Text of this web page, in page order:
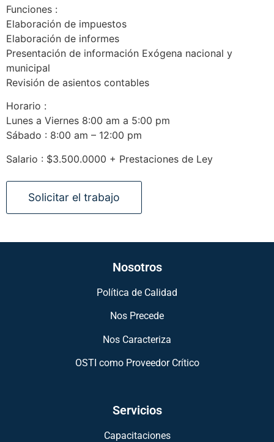
Funciones :
Elaboración de impuestos
Elaboración de informes
Presentación de información Exógena nacional y
municipal
Revisión de asientos contables
Horario :
Lunes a Viernes 8:00 am a 5:00 pm
Sábado : 8:00 am – 12:00 pm
Salario : $3.500.0000 + Prestaciones de Ley
Nosotros
Política de Calidad
Nos Precede
Nos Caracteriza
OSTI como Proveedor Crítico
Servicios
Capacitaciones